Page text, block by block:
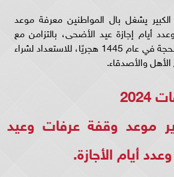
يشغل بال المواطنين معرفة موعد
عرفات 2024 وعدد أيام إجازة عيد الأضحى، بالتزامن مع
قرب قدوم شهر ذى الحجة في عام 1445 هجريًا، للاستعداد لشراء
والأصدقاء.
موعد وقفة عرفات وعيد